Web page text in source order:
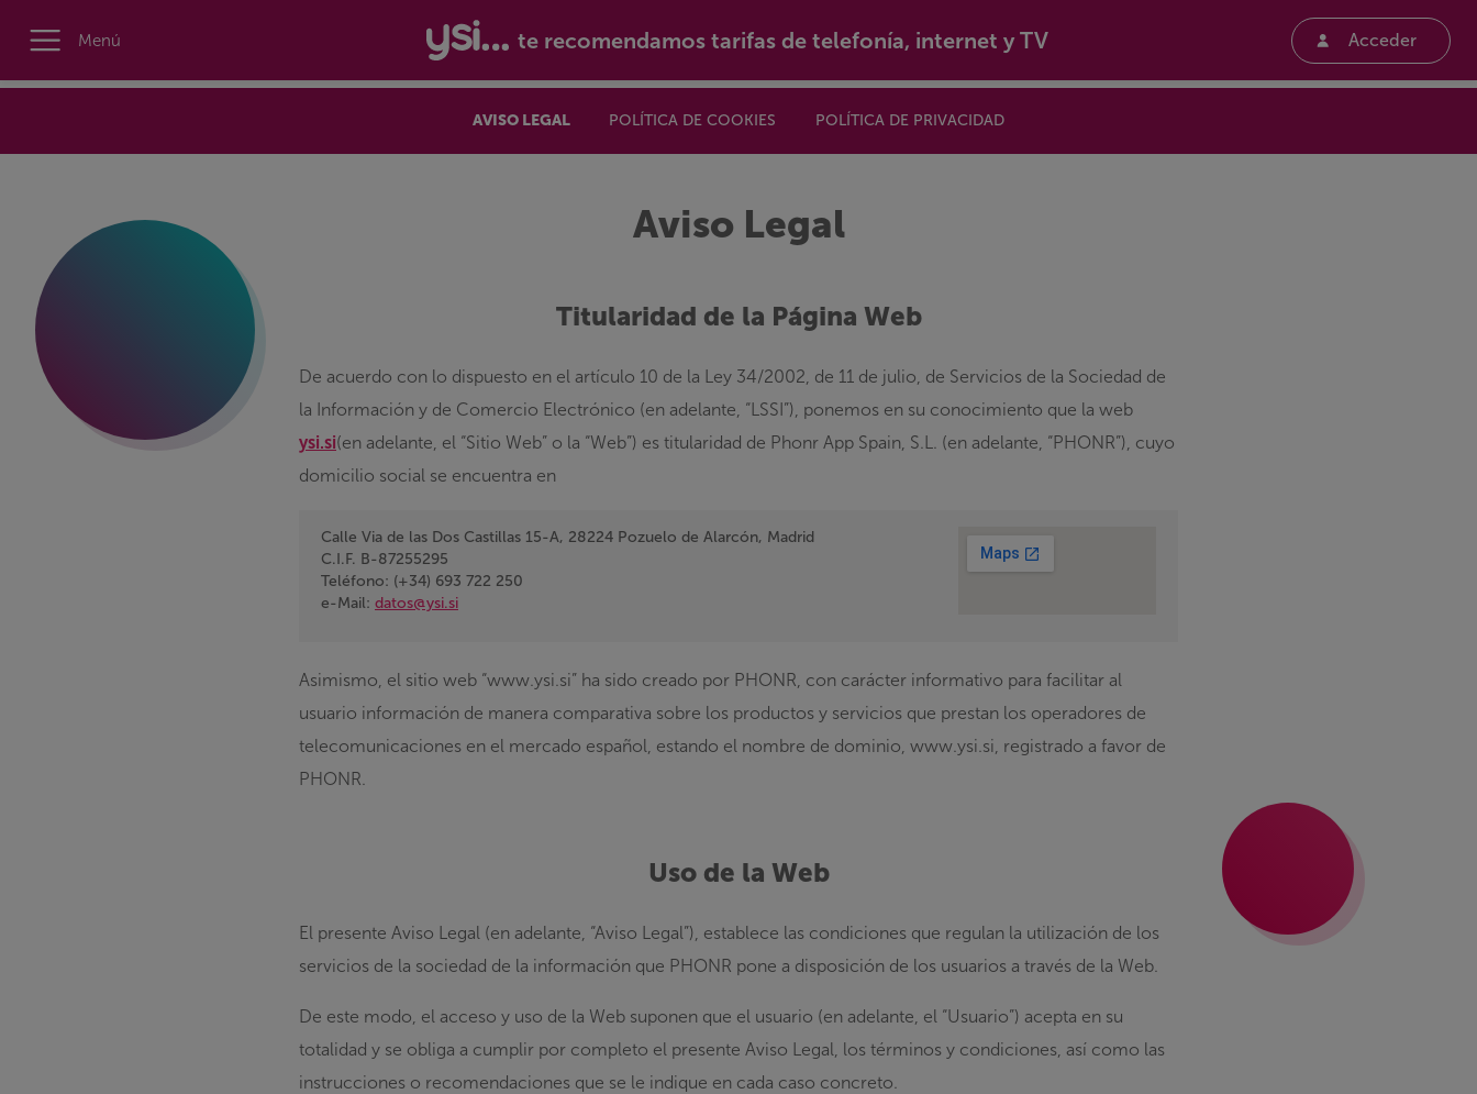
AVISO LEGAL POLÍTICA DE COOKIES POLÍTICA DE PRIVACIDAD
Aviso Legal
Titularidad de la Página Web
De acuerdo con lo dispuesto en el artículo 10 de la Ley 34/2002, de 11 de julio, de Servicios de la Sociedad de
la Información y de Comercio Electrónico (en adelante, “LSSI”), ponemos en su conocimiento que la web
ysi.si(en adelante, el “Sitio Web” o la “Web”) es titularidad de Phonr App Spain, S.L. (en adelante, “PHONR”), cuyo
domicilio social se encuentra en
Calle Via de las Dos Castillas 15-A, 28224 Pozuelo de Alarcón, Madrid
C.I.F. B-87255295
Teléfono: (+34) 693 722 250
e-Mail: datos@ysi.si
Asimismo, el sitio web “www.ysi.si” ha sido creado por PHONR, con carácter informativo para facilitar al
usuario información de manera comparativa sobre los productos y servicios que prestan los operadores de
telecomunicaciones en el mercado español, estando el nombre de dominio, www.ysi.si, registrado a favor de
PHONR.
Uso de la Web
El presente Aviso Legal (en adelante, “Aviso Legal”), establece las condiciones que regulan la utilización de los
servicios de la sociedad de la información que PHONR pone a disposición de los usuarios a través de la Web.
De este modo, el acceso y uso de la Web suponen que el usuario (en adelante, el “Usuario”) acepta en su
totalidad y se obliga a cumplir por completo el presente Aviso Legal, los términos y condiciones, así como las
instrucciones o recomendaciones que se le indique en cada caso concreto.
Menú te recomendamos tarifas de telefonía, internet y TV Acceder